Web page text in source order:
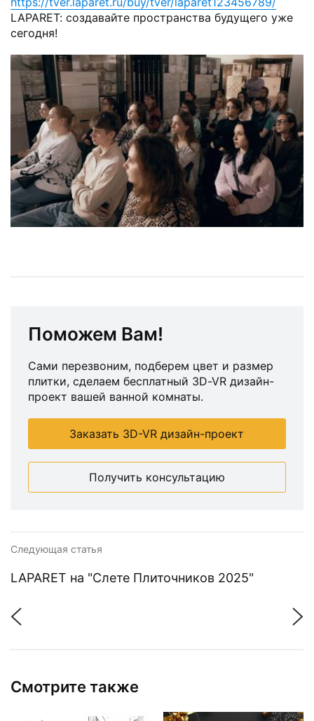
LAPARET: создавайте пространства будущего уже
сегодня!
Поможем Вам!
Сами перезвоним, подберем цвет и размер
плитки, сделаем бесплатный 3D-VR дизайн-
проект вашей ванной комнаты.
Заказать 3D-VR дизайн-проект
Получить консультацию
Следующая статья
LAPARET на "Слете Плиточников 2025"
Смотрите также